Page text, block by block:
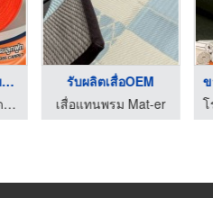
จำหน่ายพรมอัดเรียบ ค ...
โรงงานผลิตพรมอัดเรียบ – ZT365 CARPET
รับผลิตเสื่อOEM
เสื่อแทนพรม Mat-er